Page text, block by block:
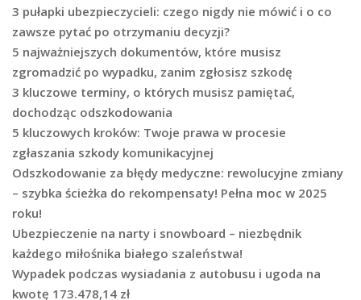
3 pułapki ubezpieczycieli: czego nigdy nie mówić i o co
zawsze pytać po otrzymaniu decyzji?
5 najważniejszych dokumentów, które musisz
zgromadzić po wypadku, zanim zgłosisz szkodę
3 kluczowe terminy, o których musisz pamiętać,
dochodząc odszkodowania
5 kluczowych kroków: Twoje prawa w procesie
zgłaszania szkody komunikacyjnej
Odszkodowanie za błędy medyczne: rewolucyjne zmiany
– szybka ścieżka do rekompensaty! Pełna moc w 2025
roku!
Ubezpieczenie na narty i snowboard – niezbędnik
każdego miłośnika białego szaleństwa!
Wypadek podczas wysiadania z autobusu i ugoda na
kwotę 173.478,14 zł